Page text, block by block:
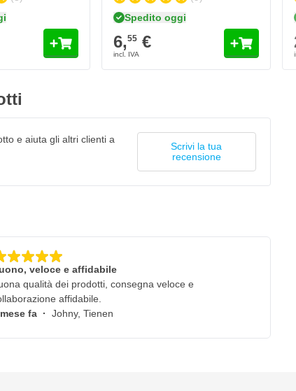
Spedito oggi
6,55 €
e aiuta gli altri clienti a
Scrivi la tua
recensione
veloce e affidabile
qualità dei prodotti, consegna veloce e
affidabile.
fa · Johny, Tienen